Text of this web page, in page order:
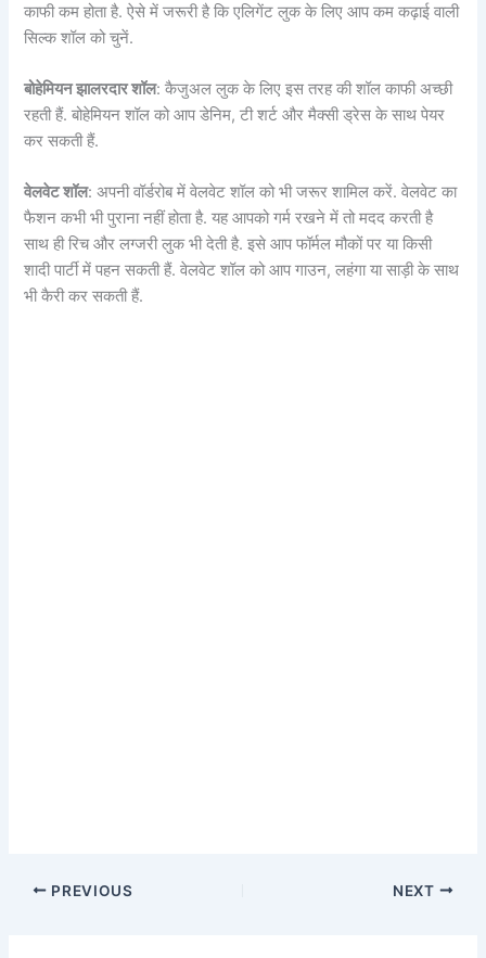
काफी कम होता है. ऐसे में जरूरी है कि एलिगेंट लुक के लिए आप कम कढ़ाई वाली
सिल्क शॉल को चुनें.
बोहेमियन झालरदार शॉल: कैजुअल लुक के लिए इस तरह की शॉल काफी अच्छी
रहती हैं. बोहेमियन शॉल को आप डेनिम, टी शर्ट और मैक्सी ड्रेस के साथ पेयर
कर सकती हैं.
वेलवेट शॉल: अपनी वॉर्डरोब में वेलवेट शॉल को भी जरूर शामिल करें. वेलवेट का
फैशन कभी भी पुराना नहीं होता है. यह आपको गर्म रखने में तो मदद करती है
साथ ही रिच और लग्जरी लुक भी देती है. इसे आप फॉर्मल मौकों पर या किसी
शादी पार्टी में पहन सकती हैं. वेलवेट शॉल को आप गाउन, लहंगा या साड़ी के साथ
भी कैरी कर सकती हैं.
PREVIOUS NEXT